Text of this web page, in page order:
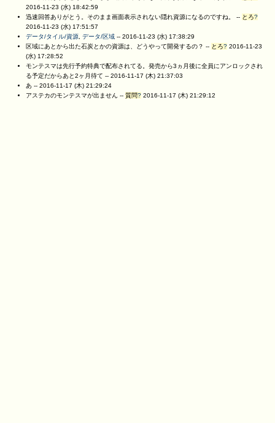
2016-11-23 (水) 18:42:59
迅速回答ありがとう。そのまま画面表示されない隠れ資源になるのですね。 -- とろ?
2016-11-23 (水) 17:51:57
データ/タイル/資源, データ/区域 -- 2016-11-23 (水) 17:38:29
区域にあとから出た石炭とかの資源は、どうやって開発するの？ -- とろ? 2016-11-23
(水) 17:28:52
モンテスマは先行予約特典で配布されてる。発売から3ヵ月後に全員にアンロックされ
る予定だからあと2ヶ月待て -- 2016-11-17 (木) 21:37:03
あ -- 2016-11-17 (木) 21:29:24
アステカのモンテスマが出ません -- 質問? 2016-11-17 (木) 21:29:12